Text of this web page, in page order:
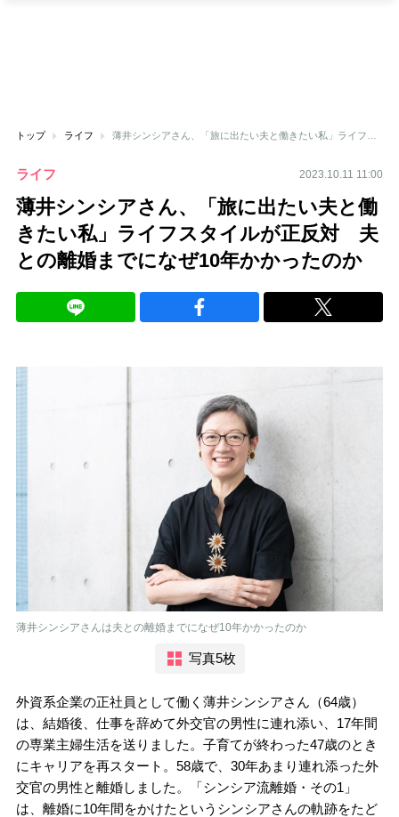
トップ ライフ
ライフ 2023.10.11 11:00
薄井シンシアさん、「旅に出たい夫と働
きたい私」ライフスタイルが正反対 夫
との離婚までになぜ10年かかったのか
薄井シンシアさんは夫との離婚までになぜ10年かかったのか
写真5枚
外資系企業の正社員として働く薄井シンシアさん（64歳）
は、結婚後、仕事を辞めて外交官の男性に連れ添い、17年間
の専業主婦生活を送りました。子育てが終わった47歳のとき
にキャリアを再スタート。58歳で、30年あまり連れ添った外
交官の男性と離婚しました。「シンシア流離婚・その1」
は、離婚に10年間をかけたというシンシアさんの軌跡をたど